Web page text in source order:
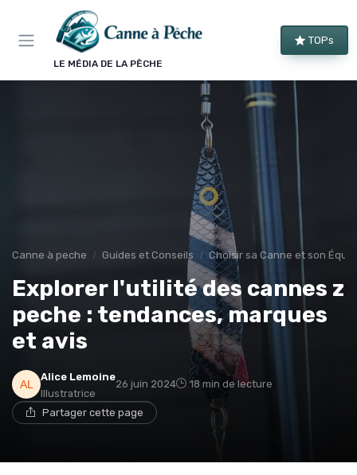
LE MÉDIA DE LA PÊCHE
TOPs
Canne à peche Guides et Conseils Choisir sa Canne et son
Explorer l'utilité des cannes z
peche : tendances, marques
et avis
Alice Lemoine
Illustratrice
26 juin 2024 18 min de lecture
Partager cette page
Panneau de gestion des cookies